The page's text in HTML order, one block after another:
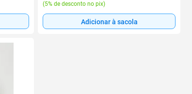
(5% de desconto no pix)
Adicionar à sacola